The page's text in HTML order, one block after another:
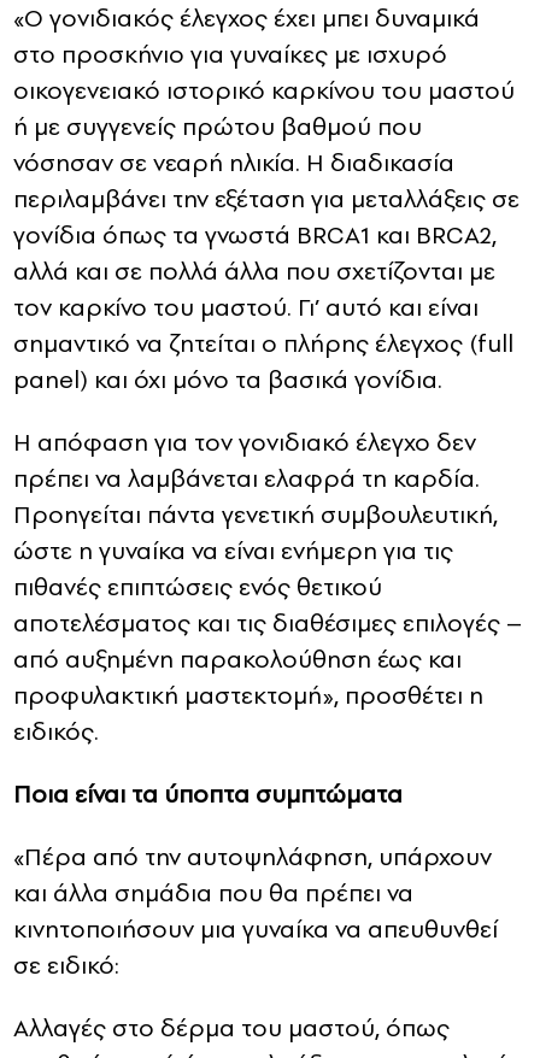
«Ο γονιδιακός έλεγχος έχει μπει δυναμικά
στο προσκήνιο για γυναίκες με ισχυρό
οικογενειακό ιστορικό καρκίνου του μαστού
ή με συγγενείς πρώτου βαθμού που
νόσησαν σε νεαρή ηλικία. Η διαδικασία
περιλαμβάνει την εξέταση για μεταλλάξεις σε
γονίδια όπως τα γνωστά BRCA1 και BRCA2,
αλλά και σε πολλά άλλα που σχετίζονται με
τον καρκίνο του μαστού. Γι’ αυτό και είναι
σημαντικό να ζητείται ο πλήρης έλεγχος (full
panel) και όχι μόνο τα βασικά γονίδια.
Η απόφαση για τον γονιδιακό έλεγχο δεν
πρέπει να λαμβάνεται ελαφρά τη καρδία.
Προηγείται πάντα γενετική συμβουλευτική,
ώστε η γυναίκα να είναι ενήμερη για τις
πιθανές επιπτώσεις ενός θετικού
αποτελέσματος και τις διαθέσιμες επιλογές –
από αυξημένη παρακολούθηση έως και
προφυλακτική μαστεκτομή», προσθέτει η
ειδικός.
Ποια είναι τα ύποπτα συμπτώματα
«Πέρα από την αυτοψηλάφηση, υπάρχουν
και άλλα σημάδια που θα πρέπει να
κινητοποιήσουν μια γυναίκα να απευθυνθεί
σε ειδικό:
Αλλαγές στο δέρμα του μαστού, όπως